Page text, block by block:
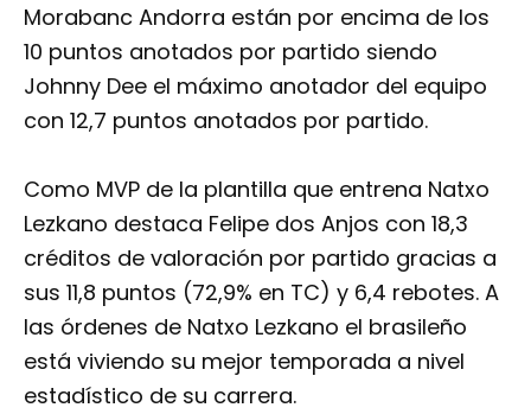
Morabanc Andorra están por encima de los
10 puntos anotados por partido siendo
Johnny Dee el máximo anotador del equipo
con 12,7 puntos anotados por partido.
Como MVP de la plantilla que entrena Natxo
Lezkano destaca Felipe dos Anjos con 18,3
créditos de valoración por partido gracias a
sus 11,8 puntos (72,9% en TC) y 6,4 rebotes. A
las órdenes de Natxo Lezkano el brasileño
está viviendo su mejor temporada a nivel
estadístico de su carrera.